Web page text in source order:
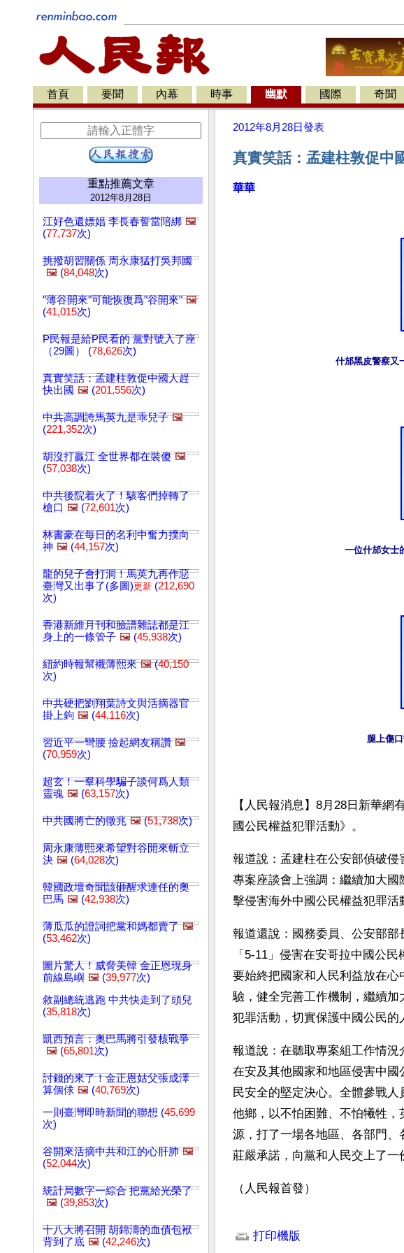
首頁 要聞 內幕 時事 幽默 國際 奇聞
重點推薦文章
2012年8月28日
江好色還嫖娼 李長春誓當陪綁 🖼️
(77,737次)
挑撥胡習關係 周永康猛打吳邦國
🖼️ (84,048次)
"薄谷開來"可能恢復爲"谷開來" 🖼️
(41,015次)
P民報是給P民看的 黨對號入了座
（29圖） (78,626次)
真實笑話：孟建柱敦促中國人趕
快出國 🖼️ (201,556次)
中共高調誇馬英九是乖兒子 🖼️
(221,352次)
胡沒打贏江 全世界都在裝傻 🖼️
(57,038次)
中共後院着火了！駭客們掉轉了
槍口 🖼️ (72,601次)
林書豪在每日的名利中奮力撲向
神 🖼️ (44,157次)
龍的兒子會打洞！馬英九再作惡
臺灣又出事了(多圖)更新 (212,690
次)
香港新維月刊和臉譜雜誌都是江
身上的一條管子 🖼️ (45,938次)
紐約時報幫襯薄熙來 🖼️(40,150
次)
中共硬把劉翔葉詩文與活摘器官
掛上鉤 🖼️ (44,116次)
習近平一彎腰 撿起網友稱讚 🖼️
(70,959次)
超玄！一羣科學騙子談何爲人類
靈魂 🖼️ (63,157次)
中共國將亡的徵兆 🖼️(51,738次)
周永康薄熙來希望對谷開來斬立
決 🖼️ (64,028次)
韓國政壇奇聞該砸醒求連任的奧
巴馬 🖼️ (42,938次)
薄瓜瓜的證詞把黨和媽都賣了 🖼️
(53,462次)
圖片驚人！威脅美韓 金正恩現身
前線島嶼 🖼️ (39,977次)
敘副總統逃跑 中共快走到了頭兒
(35,818次)
凱西預言：奧巴馬將引發核戰爭
🖼️ (65,801次)
討錢的來了！金正恩姑父張成澤
算個俅 🖼️ (40,769次)
一則臺灣即時新聞的聯想 (45,699
次)
谷開來活摘中共和江的心肝肺 🖼️
(52,044次)
統計局數字一綜合 把黨給光榮了
🖼️ (39,853次)
十八大將召開 胡錦濤的血債包袱
背到了底 🖼️ (42,246次)
2012年8月28日發表
真實笑話：孟建柱敦促中
華華
什邡黑皮警察又
一位什邡女士
腿上傷
【人民報消息】8月28日新華
國公民權益犯罪活動》。
報道說：孟建柱在公安部偵破
專案座談會上強調：繼續加大
擊侵害海外中國公民權益犯罪活
報道還說：國務委員、公安部部
「5-11」侵害在安哥拉中國公
要始終把國家和人民利益放在
驗，健全完善工作機制，繼續
犯罪活動，切實保護中國公民的
報道說：在聽取專案組工作情
在安及其他國家和地區侵害中
民安全的堅定決心。全體參戰
他鄉，以不怕困難、不怕犧牲
源，打了一場各地區、各部門
莊嚴承諾，向黨和人民交上了
（人民報首發）
打印機版